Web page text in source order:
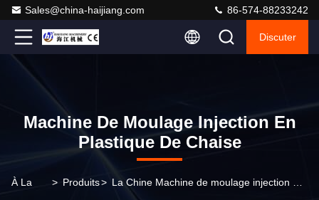
Sales@china-haijiang.com 86-574-88233242
Discuter
Machine De Moulage Injection En
Plastique De Chaise
À La > Produits>